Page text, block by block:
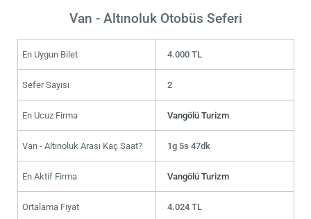
Van - Altınoluk Otobüs Seferi
En Uygun Bilet 4.000 TL
Sefer Sayısı 2
En Ucuz Firma Vangölü Turizm
Van - Altınoluk Arası Kaç Saat? 1g 5s 47dk
En Aktif Firma Vangölü Turizm
Ortalama Fiyat 4.024 TL